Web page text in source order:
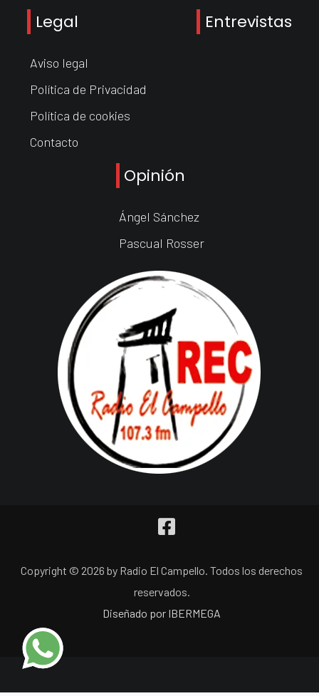
Legal
Aviso legal
Política de Privacidad
Política de cookies
Contacto
Entrevistas
Opinión
Ángel Sánchez
Pascual Rosser
Copyright © 2026 by Radio El Campello. Todos los derechos
reservados.
Diseñado por IBERMEGA